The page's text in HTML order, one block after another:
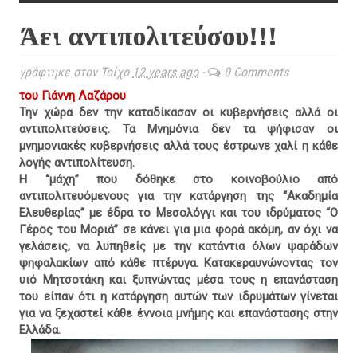
n
u
Άει αντιπολιτεύσου!!!
γράφτηκε στον Τοίχο 12 years ago- 0 Comments
του Γιάννη Λαζάρου
Την χώρα δεν την καταδίκασαν οι κυβερνήσεις αλλά οι
αντιπολιτεύσεις. Τα Μνημόνια δεν τα ψήφισαν οι
μνημονιακές κυβερνήσεις αλλά τους έστρωνε χαλί η κάθε
λογής αντιπολίτευση.
Η “μάχη” που δόθηκε στο κοινοβούλιο από
αντιπολιτευόμενους για την κατάργηση της “Ακαδημία
Ελευθερίας” με έδρα το Μεσολόγγι και του ιδρύματος “Ο
Γέρος του Μοριά” σε κάνει για μια φορά ακόμη, αν όχι να
γελάσεις, να λυπηθείς με την κατάντια όλων ψαράδων
ψηφαλακίων από κάθε πτέρυγα. Κατακεραυνώνοντας τον
υιό Μητσοτάκη και ξυπνώντας μέσα τους η επανάσταση
του είπαν ότι η κατάργηση αυτών των ιδρυμάτων γίνεται
για να ξεχαστεί κάθε έννοια μνήμης και επανάστασης στην
Ελλάδα.